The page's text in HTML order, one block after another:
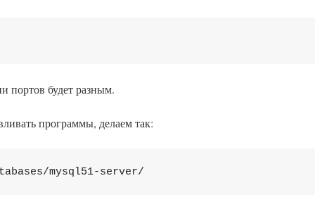
портов будет разным.
программы, делаем так:
mysql51-server/